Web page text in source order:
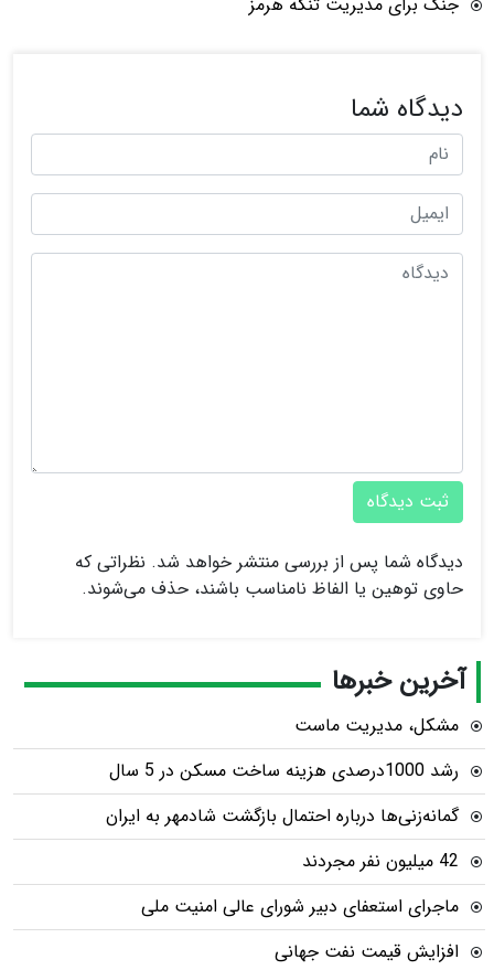
دیدگاه شما
ثبت دیدگاه
دیدگاه شما پس از بررسی منتشر خواهد شد. نظراتی که
حاوی توهین یا الفاظ نامناسب باشند، حذف می‌شوند.
آخرین خبرها
مشکل، مدیریت ماست
رشد 1000درصدی هزینه ساخت مسکن در 5 سال
گمانه‌زنی‌ها درباره احتمال بازگشت شادمهر به ایران
42 میلیون نفر مجردند
ماجرای استعفای دبیر شورای عالی امنیت ملی
افزایش قیمت نفت جهانی